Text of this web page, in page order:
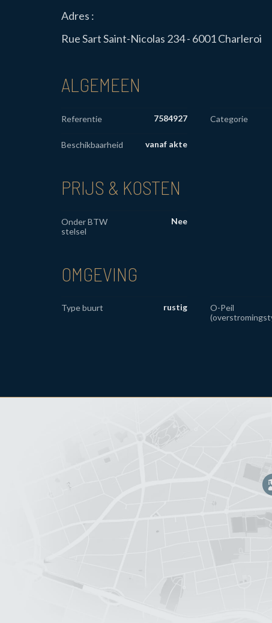
Adres :
Rue Sart Saint-Nicolas 234 - 6001 Charleroi
ALGEMEEN
Referentie 7584927 Categorie
Beschikbaarheid vanaf akte
PRIJS & KOSTEN
Onder BTW
stelsel
Nee
OMGEVING
Type buurt rustig
O-Peil